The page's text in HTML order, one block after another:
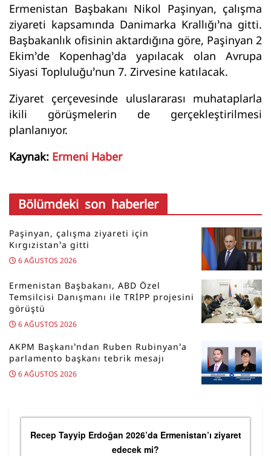
Ermenistan Başbakanı Nikol Paşinyan, çalışma
ziyareti kapsamında Danimarka Krallığı’na gitti.
Başbakanlık ofisinin aktardığına göre, Paşinyan 2
Ekim’de Kopenhag’da yapılacak olan Avrupa
Siyasi Topluluğu’nun 7. Zirvesine katılacak.
Ziyaret çerçevesinde uluslararası muhataplarla
ikili görüşmelerin de gerçekleştirilmesi
planlanıyor.
Kaynak: Ermeni Haber
Bölümdeki son haberler
Paşinyan, çalışma ziyareti için
Kırgızistan’a gitti
6 AĞUSTOS 2026
Ermenistan Başbakanı, ABD Özel
Temsilcisi Danışmanı ile TRİPP projesini
görüştü
6 AĞUSTOS 2026
AKPM Başkanı’ndan Ruben Rubinyan’a
parlamento başkanı tebrik mesajı
6 AĞUSTOS 2026
Recep Tayyip Erdoğan 2026’da Ermenistan’ı ziyaret
edecek mi?